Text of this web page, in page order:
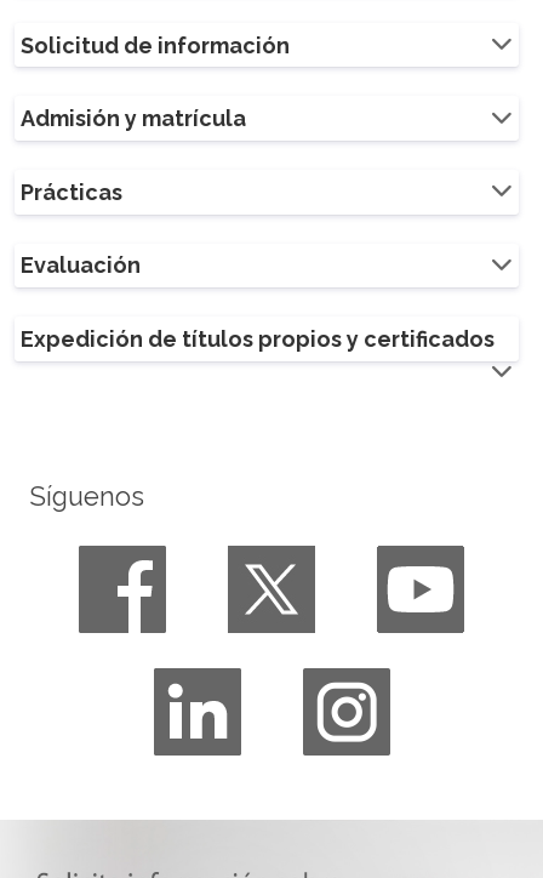
Solicitud de información
Admisión y matrícula
Prácticas
Evaluación
Expedición de títulos propios y certificados
Síguenos